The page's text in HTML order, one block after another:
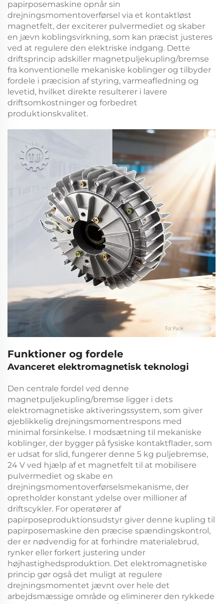
papirposemaskine opnår sin
drejningsmomentoverførsel via et kontaktløst
magnetfelt, der exciterer pulvermediet og skaber
en jævn koblingsvirkning, som kan præcist justeres
ved at regulere den elektriske indgang. Dette
driftsprincip adskiller magnetpuljekupling/bremse
fra konventionelle mekaniske koblinger og tilbyder
fordele i præcision af styring, varmeafledning og
levetid, hvilket direkte resulterer i lavere
driftsomkostninger og forbedret
produktionskvalitet.
Funktioner og fordele
Avanceret elektromagnetisk teknologi
Den centrale fordel ved denne
magnetpuljekupling/bremse ligger i dets
elektromagnetiske aktiveringssystem, som giver
øjeblikkelig drejningsmomentrespons med
minimal forsinkelse. I modsætning til mekaniske
koblinger, der bygger på fysiske kontaktflader, som
er udsat for slid, fungerer denne 5 kg puljebremse,
24 V ved hjælp af et magnetfelt til at mobilisere
pulvermediet og skabe en
drejningsmomentoverførselsmekanisme, der
opretholder konstant ydelse over millioner af
driftscykler. For operatører af
papirposeproduktionsudstyr giver denne kupling til
papirposemaskine den præcise spændingskontrol,
der er nødvendig for at forhindre materialebrud,
rynker eller forkert justering under
højhastighedsproduktion. Det elektromagnetiske
princip gør også det muligt at regulere
drejningsmomentet jævnt over hele det
arbejdsmæssige område og eliminerer den rykkede